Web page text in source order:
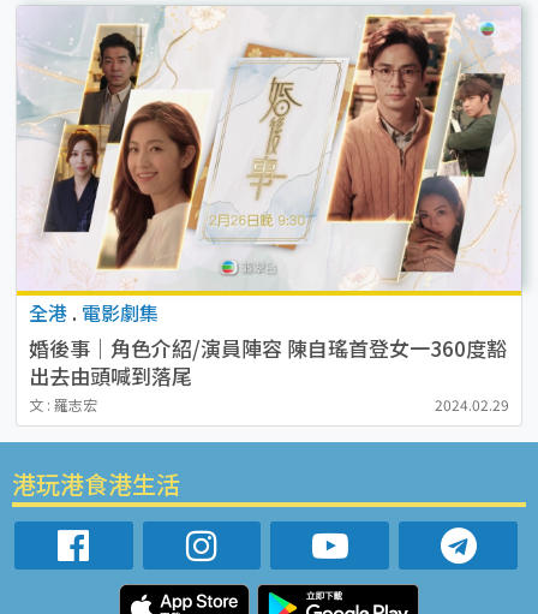
全港 . 電影劇集
婚後事｜角色介紹/演員陣容 陳自瑤首登女一360度豁
出去由頭喊到落尾
文 : 羅志宏 2024.02.29
港玩港食港生活